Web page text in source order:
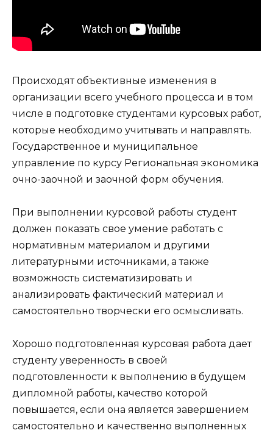
Происходят объективные изменения в
организации всего учебного процесса и в том
числе в подготовке студентами курсовых работ,
которые необходимо учитывать и направлять.
Государственное и муниципальное
управление по курсу Региональная экономика
очно-заочной и заочной форм обучения.
При выполнении курсовой работы студент
должен показать свое умение работать с
нормативным материалом и другими
литературными источниками, а также
возможность систематизировать и
анализировать фактический материал и
самостоятельно творчески его осмысливать.
Хорошо подготовленная курсовая работа дает
студенту уверенность в своей
подготовленности к выполнению в будущем
дипломной работы, качество которой
повышается, если она является завершением
самостоятельно и качественно выполненных